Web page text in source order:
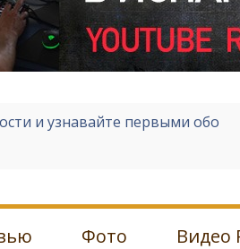
и узнавайте первыми обо
Фото
Видео